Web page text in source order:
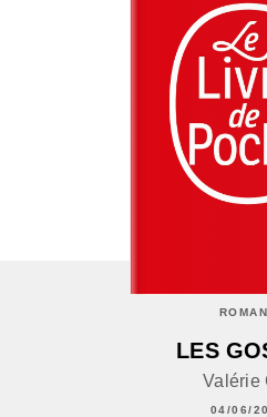
LES
Valérie
04/06/